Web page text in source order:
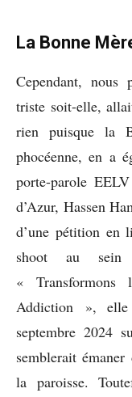
La Bonne
Cependant, nous
triste soit-elle,
rien puisque la
phocéenne, en a
porte-parole
d’Azur, Hassen
d’une pétition en
shoot au sein
«
Addiction »,
septembre 2024
semblerait
la paroisse.